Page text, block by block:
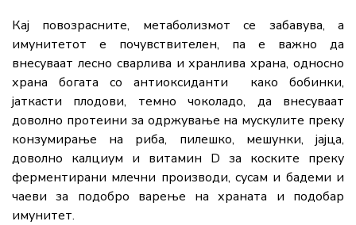
Кај повозрасните, метаболизмот се забавува, а
имунитетот е почувствителен, па е важно да
внесуваат лесно сварлива и хранлива храна, односно
храна богата со антиоксиданти како бобинки,
јаткасти плодови, темно чоколадо, да внесуваат
доволно протеини за одржување на мускулите преку
конзумирање на риба, пилешко, мешунки, јајца,
доволно калциум и витамин D за коските преку
ферментирани млечни производи, сусам и бадеми и
чаеви за подобро варење на храната и подобар
имунитет.